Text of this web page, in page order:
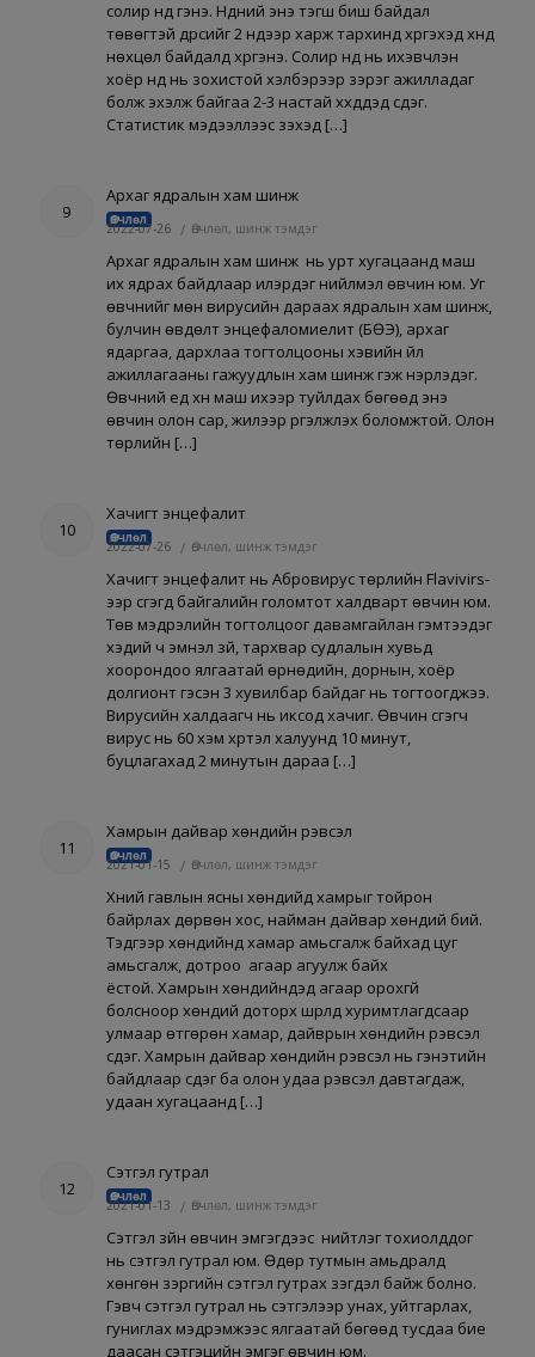
солир нүд гэнэ. Нүдний энэ тэгш биш байдал
төвөгтэй дүрсийг 2 нүдээр харж тархинд хүргэхэд хүнд
нөхцөл байдалд хүргэнэ. Солир нүд нь ихэвчлэн
хоёр нүд нь зохистой хэлбэрээр зэрэг ажилладаг
болж эхэлж байгаа 2-3 настай хүүхдүүдэд үүсдэг.
Статистик мэдээллээс үзэхэд […]
9
Архаг ядралын хам шинж
Өвчлөл
2022-07-26 / Өвчлөл, шинж тэмдэг
Архаг ядралын хам шинж нь урт хугацаанд маш
их ядрах байдлаар илэрдэг нийлмэл өвчин юм. Уг
өвчнийг мөн вирусийн дараах ядралын хам шинж,
булчин өвдөлт энцефаломиелит (БӨЭ), архаг
ядаргаа, дархлаа тогтолцооны хэвийн үйл
ажиллагааны гажуудлын хам шинж гэж нэрлэдэг.
Өвчний үед хүн маш ихээр туйлдах бөгөөд энэ
өвчин олон сар, жилээр үргэлжлэх боломжтой. Олон
төрлийн […]
10
Хачигт энцефалит
Өвчлөл
2022-07-26 / Өвчлөл, шинж тэмдэг
Хачигт энцефалит нь Абровирус төрлийн Flavivirs-
ээр үүсгэгд байгалийн голомтот халдварт өвчин юм.
Төв мэдрэлийн тогтолцоог давамгайлан гэмтээдэг
хэдий ч эмнэл зүй, тархвар судлалын хувьд
хоорондоо ялгаатай өрнөдийн, дорнын, хоёр
долгионт гэсэн 3 хувилбар байдаг нь тогтоогджээ.
Вирусийн халдаагч нь иксод хачиг. Өвчин үүсгэгч
вирус нь 60 хэм хүртэл халуунд 10 минут,
буцлагахад 2 минутын дараа […]
11
Хамрын дайвар хөндийн үрэвсэл
Өвчлөл
2021-01-15 / Өвчлөл, шинж тэмдэг
Хүний гавлын ясны хөндийд хамрыг тойрон
байрлах дөрвөн хос, найман дайвар хөндий бий.
Тэдгээр хөндийнүүд хамар амьсгалж байхад цуг
амьсгалж, дотроо агаар агуулж байх
ёстой. Хамрын хөндийнүүдэд агаар орохгүй
болсноор хөндий доторх шүүрлүүд хуримтлагдсаар
улмаар өтгөрөн хамар, дайврын хөндийн үрэвсэл
үүсдэг. Хамрын дайвар хөндийн үрэвсэл нь гэнэтийн
байдлаар үүсдэг ба олон удаа үрэвсэл давтагдаж,
удаан хугацаанд […]
12
Сэтгэл гутрал
Өвчлөл
2021-01-13 / Өвчлөл, шинж тэмдэг
Сэтгэл зүйн өвчин эмгэгүүдээс нийтлэг тохиолддог
нь сэтгэл гутрал юм. Өдөр тутмын амьдралд
хөнгөн зэргийн сэтгэл гутрах үзэгдэл байж болно.
Гэвч сэтгэл гутрал нь сэтгэлээр унах, уйтгарлах,
гуниглах мэдрэмжээс ялгаатай бөгөөд тусдаа бие
даасан сэтгэцийн эмгэг өвчин юм.